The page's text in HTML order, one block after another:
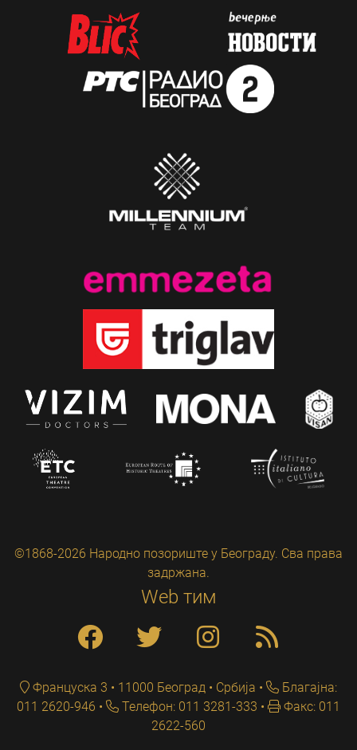
©1868-2026 Народно позориште у Београду. Сва права
задржана.
Web тим
Француска 3 • 11000 Београд • Србија
Благајна:
011 2620-946
Телефон: 011 3281-333
Факс: 011
2622-560